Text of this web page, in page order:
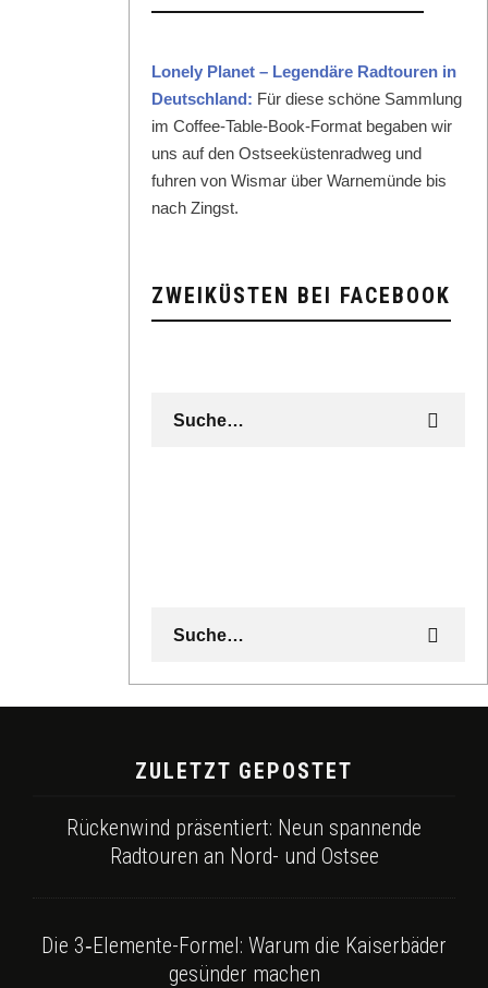
Lone­ly Plan­et – Leg­endäre Rad­touren in
Deutsch­land: Für diese schöne Samm­lung
im Cof­fee-Table-Book-For­mat begaben wir
uns auf den Ost­seeküsten­rad­weg und
fuhren von Wis­mar über Warnemünde bis
nach Zingst.
ZWEIKÜSTEN BEI FACEBOOK
ZULETZT GEPOSTET
Rückenwind präsentiert: Neun spannende
Radtouren an Nord- und Ostsee
Die 3‑Elemente-Formel: Warum die Kaiserbäder
gesünder machen